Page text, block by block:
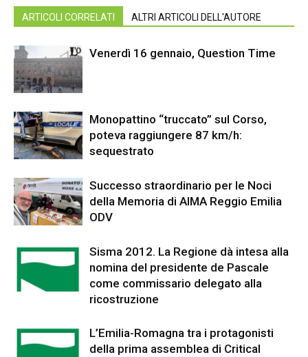
ARTICOLI CORRELATI ALTRI ARTICOLI DELL'AUTORE
Venerdì 16 gennaio, Question Time
Monopattino “truccato” sul Corso,
poteva raggiungere 87 km/h:
sequestrato
Successo straordinario per le Noci
della Memoria di AIMA Reggio Emilia
ODV
Sisma 2012. La Regione dà intesa alla
nomina del presidente de Pascale
come commissario delegato alla
ricostruzione
L’Emilia-Romagna tra i protagonisti
della prima assemblea di Critical